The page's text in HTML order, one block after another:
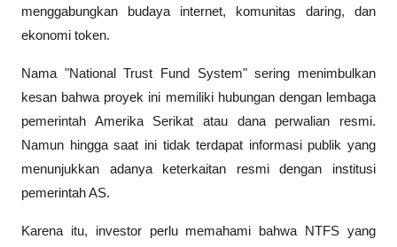
menggabungkan budaya internet, komunitas daring, dan
ekonomi token.
Nama "National Trust Fund System" sering menimbulkan
kesan bahwa proyek ini memiliki hubungan dengan lembaga
pemerintah Amerika Serikat atau dana perwalian resmi.
Namun hingga saat ini tidak terdapat informasi publik yang
menunjukkan adanya keterkaitan resmi dengan institusi
pemerintah AS.
Karena itu, investor perlu memahami bahwa NTFS yang